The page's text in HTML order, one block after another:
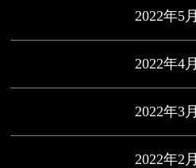
2022年5月
2022年4月
2022年3月
2022年2月